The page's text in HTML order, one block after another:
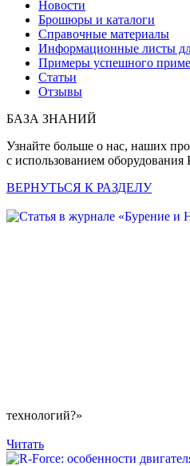
Новости
Брошюры и каталоги
Справочные материалы
Информационные листы
Примеры успешного
Статьи
Отзывы
БАЗА ЗНАНИЙ
Узнайте больше о нас, наших
с использованием оборудования
ВЕРНУТЬСЯ К РАЗДЕЛУ
технологий?»
Читать